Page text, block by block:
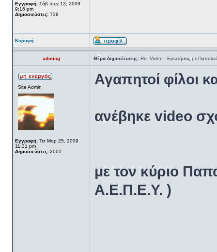
Εγγραφή: Σάβ Ιουν 13, 2009
9:16 pm
Δημοσιεύσεις: 738
Κορυφή
adming Θέμα δημοσίευσης: Re: Video - Ερωτήσεις με
Site Admin
Εγγραφή: Τετ Μαρ 25, 2009
11:31 pm
Δημοσιεύσεις: 2001
Αγαπητοί φίλοι
ανέβηκε video
με τον κύριο
Α.Ε.Π.Ε.Υ. )